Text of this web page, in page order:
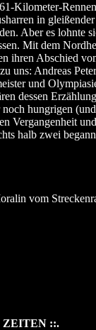
Kilometer-
in
Aber es lohnte
Mit dem
ihren Abschied
uns: Andreas
und
dessen
hungrigen
Vergangenheit
halb zwei
vom
ZEITEN ::.